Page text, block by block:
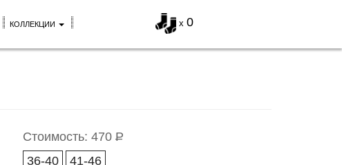
x 0
КОЛЛЕКЦИИ
Стоимость: 470 Р
36-40
41-46